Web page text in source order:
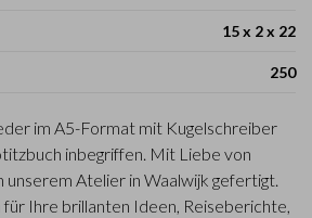
15 x 2 x 22
250
im A5-Format mit Kugelschreiber
inbegriffen. Mit Liebe von
unserem Atelier in Waalwijk gefertigt.
Ihre brillanten Ideen, Reiseberichte,